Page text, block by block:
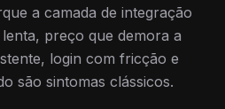
a camada de integração
preço que demora a
login com fricção e
são sintomas clássicos.